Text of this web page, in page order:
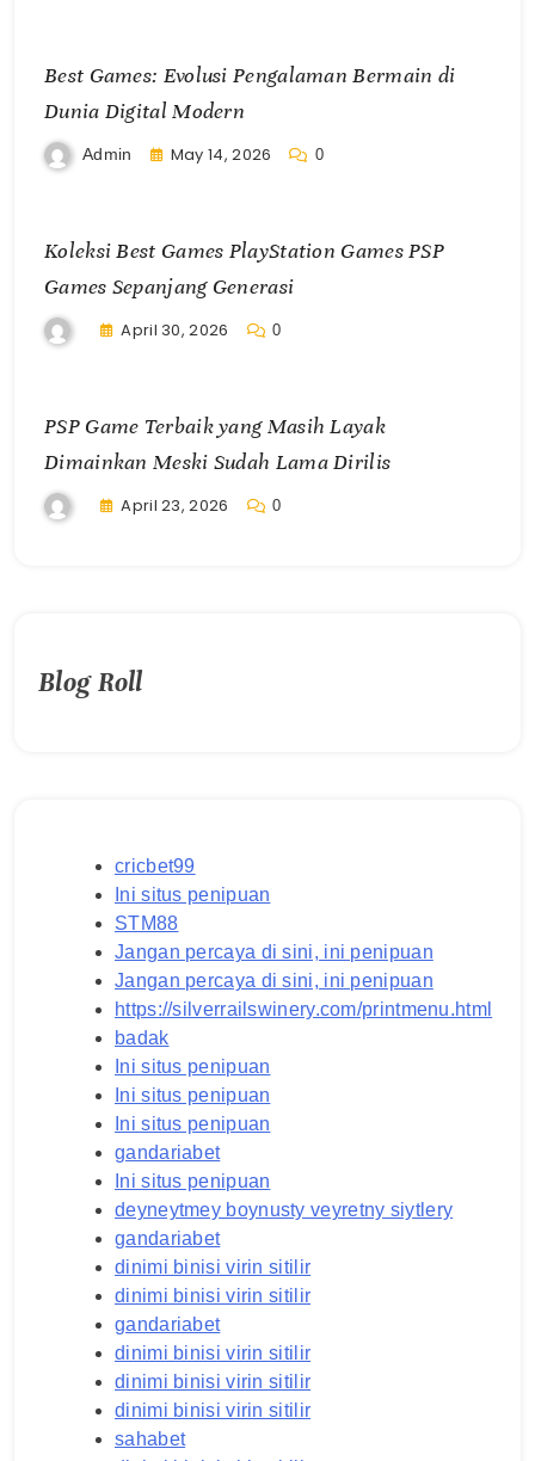
Best Games: Evolusi Pengalaman Bermain di
Dunia Digital Modern
Admin May 14, 2026 0
Koleksi Best Games PlayStation Games PSP
Games Sepanjang Generasi
April 30, 2026 0
PSP Game Terbaik yang Masih Layak
Dimainkan Meski Sudah Lama Dirilis
April 23, 2026 0
Blog Roll
cricbet99
Ini situs penipuan
STM88
Jangan percaya di sini, ini penipuan
Jangan percaya di sini, ini penipuan
https://silverrailswinery.com/printmenu.html
badak
Ini situs penipuan
Ini situs penipuan
Ini situs penipuan
gandariabet
Ini situs penipuan
deyneytmey boynusty veyretny siytlery
gandariabet
dinimi binisi virin sitilir
dinimi binisi virin sitilir
gandariabet
dinimi binisi virin sitilir
dinimi binisi virin sitilir
dinimi binisi virin sitilir
sahabet